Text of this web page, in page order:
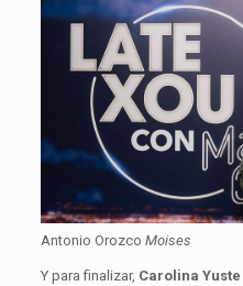
Antonio Orozco Moises
Y para finalizar, Carolina Yuste